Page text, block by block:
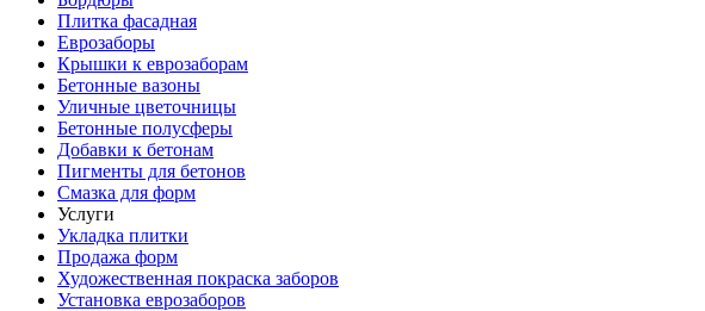
Плитка фасадная
Еврозаборы
Крышки к еврозаборам
Бетонные вазоны
Уличные цветочницы
Бетонные полусферы
Добавки к бетонам
Пигменты для бетонов
Смазка для форм
Услуги
Укладка плитки
Продажа форм
Художественная покраска заборов
Установка еврозаборов